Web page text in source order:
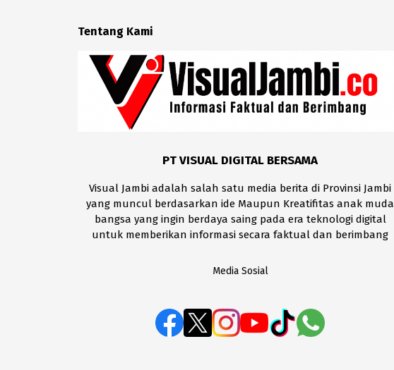
Tentang Kami
PT VISUAL DIGITAL BERSAMA
Visual Jambi adalah salah satu media berita di Provinsi Jambi
yang muncul berdasarkan ide Maupun Kreatifitas anak muda
bangsa yang ingin berdaya saing pada era teknologi digital
untuk memberikan informasi secara faktual dan berimbang
Media Sosial